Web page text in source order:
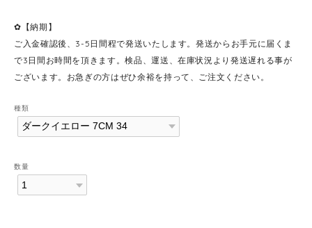
✿【納期】
ご入金確認後、3-5日間程で発送いたします。発送からお手元に届くま
で3日間お時間を頂きます。検品、運送、在庫状況より発送遅れる事が
ございます。お急ぎの方はぜひ余裕を持って、ご注文ください。
種類
数量